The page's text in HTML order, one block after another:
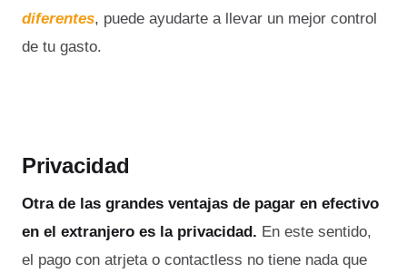
diferentes, puede ayudarte a llevar un mejor control
de tu gasto.
Privacidad
Otra de las grandes ventajas de pagar en efectivo
en el extranjero es la privacidad. En este sentido,
el pago con atrjeta o contactless no tiene nada que